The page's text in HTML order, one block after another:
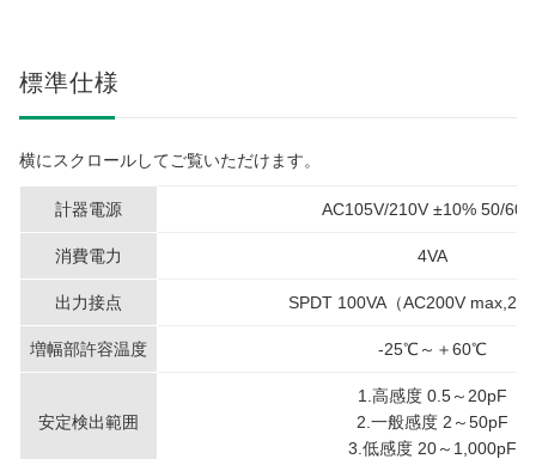
標準仕様
横にスクロールしてご覧いただけます。
計器電源 AC105V/210V ±10% 50/
消費電力 4VA
出力接点 SPDT 100VA（AC200V
増幅部許容温度 -25℃～＋60℃
安定検出範囲
1.高感度 0.5～20pF
2.一般感度 2～50pF
3.低感度 20～1,000pF